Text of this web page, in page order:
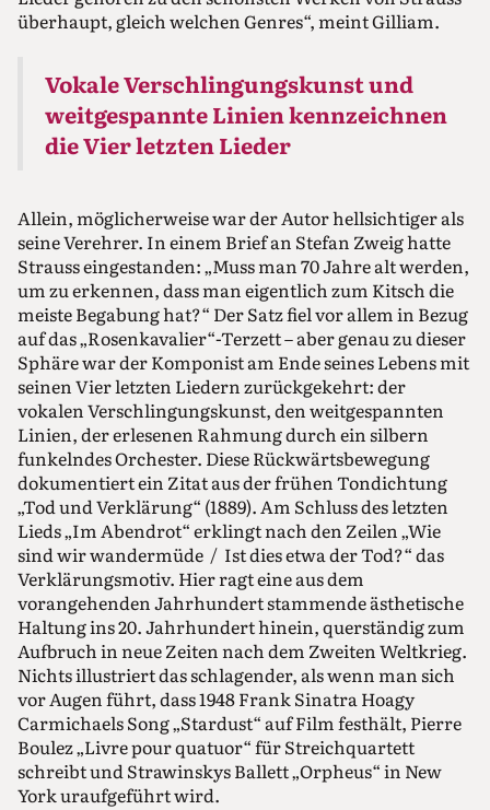
überhaupt, gleich welchen Genres“, meint Gilliam.
Vokale Verschlingungskunst und
weitgespannte Linien kennzeichnen
die Vier letzten Lieder
Allein, möglicherweise war der Autor hellsichtiger als
seine Verehrer. In einem Brief an Stefan Zweig hatte
Strauss eingestanden: „Muss man 70 Jahre alt werden,
um zu erkennen, dass man eigentlich zum Kitsch die
meiste Begabung hat?“ Der Satz fiel vor allem in Bezug
auf das „Rosenkavalier“-Terzett – aber genau zu dieser
Sphäre war der Komponist am Ende seines Lebens mit
seinen Vier letzten Liedern zurückgekehrt: der
vokalen Verschlingungskunst, den weitgespannten
Linien, der erlesenen Rahmung durch ein silbern
funkelndes Orchester. Diese Rückwärtsbewegung
dokumentiert ein Zitat aus der frühen Tondichtung
„Tod und Verklärung“ (1889). Am Schluss des letzten
Lieds „Im Abendrot“ erklingt nach den Zeilen „Wie
sind wir wandermüde / Ist dies etwa der Tod?“ das
Verklärungsmotiv. Hier ragt eine aus dem
vorangehenden Jahrhundert stammende ästhetische
Haltung ins 20. Jahrhundert hinein, querständig zum
Aufbruch in neue Zeiten nach dem Zweiten Weltkrieg.
Nichts illustriert das schlagender, als wenn man sich
vor Augen führt, dass 1948 Frank Sinatra Hoagy
Carmichaels Song „Stardust“ auf Film festhält, Pierre
Boulez „Livre pour quatuor“ für Streichquartett
schreibt und Strawinskys Ballett „Orpheus“ in New
York uraufgeführt wird.